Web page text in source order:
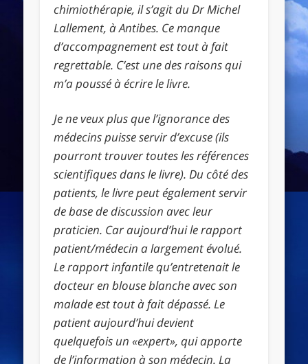
chimiothérapie, il s’agit du Dr Michel
Lallement, à Antibes. Ce manque
d’accompagnement est tout à fait
regrettable. C’est une des raisons qui
m’a poussé à écrire le livre.
Je ne veux plus que l’ignorance des
médecins puisse servir d’excuse (ils
pourront trouver toutes les références
scientifiques dans le livre). Du côté des
patients, le livre peut également servir
de base de discussion avec leur
praticien. Car aujourd’hui le rapport
patient/médecin a largement évolué.
Le rapport infantile qu’entretenait le
docteur en blouse blanche avec son
malade est tout à fait dépassé. Le
patient aujourd’hui devient
quelquefois un «expert», qui apporte
de l’information à son médecin. La